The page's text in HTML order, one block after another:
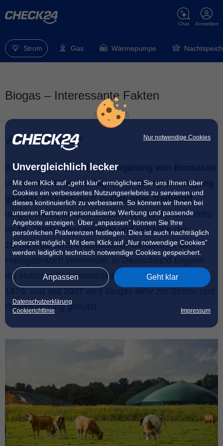
Nur notwendige Cookies
Unvergleichlich lecker
Mit dem Klick auf „geht klar” ermöglichen Sie uns Ihnen über
Cookies ein verbessertes Nutzungserlebnis zu servieren und
dieses kontinuierlich zu verbessern. So können wir Ihnen bei
unseren Partnern personalisierte Werbung und passende
Angebote anzeigen. Über „anpassen” können Sie Ihre
persönlichen Präferenzen festlegen. Dies ist auch nachträglich
jederzeit möglich. Mit dem Klick auf „Nur notwendige Cookies”
werden lediglich technisch notwendige Cookies gespeichert.
Anpassen Geht klar
Datenschutzerklärung
Cookierichtlinie
Impressum
Anmelden
Chat
Strom Gas Wärmepumpe
Biogas – Interessante Fakten
30.06.2025
Was ist Biogas?
Biogas entsteht durch dieVergärung von Biomasse
und wird in Biogasanlagen zur Energieerzeugung
genutzt . Es kann auch zu
Gas oder Treibstoff
umgewandelt werden. Dieser Prozess wurde bereits
im 18. Jahrhundert entdeckt und seit Mitte des
19. Jahrhunderts in asiatischen Ländern für den
die Nutzung für kommerzielle Energiegewinnung ab
Gasgewinnung genutzt.